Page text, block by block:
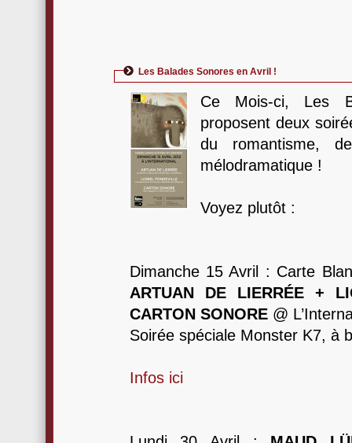
Les Balades Sonores en Avril !
Ce Mois-ci, Les
proposent deux
du romantisme,
mélodramatique !
Voyez plutôt :
Dimanche 15 Avril : Carte
ARTUAN DE LIERRÉE +
CARTON SONORE@
Soirée spéciale Monster K7, à
Infos ici